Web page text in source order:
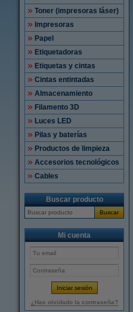
Toner (impresoras láser)
Impresoras
Papel
Etiquetadoras
Etiquetas y cintas
Cintas entintadas
Almacenamiento
Filamento 3D
Luces LED
Pilas y baterías
Productos de limpieza
Accesorios tecnológicos
Cables
Buscar producto
Buscar
Mi cuenta
¿Has olvidado la contraseña?